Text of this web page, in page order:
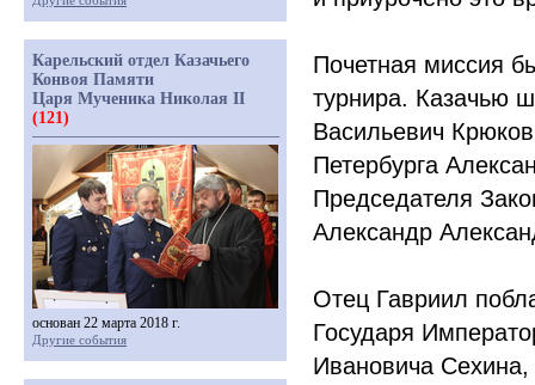
Почетная миссия
турнира. Казачью
Васильевич
Петербурга
Председателя
Александр
Отец Гавриил
Государя
Ивановича
Карельский отдел Казачьего
Конвоя Памяти
Царя Мученика Николая II
(121)
основан 22 марта 2018 г.
Другие события